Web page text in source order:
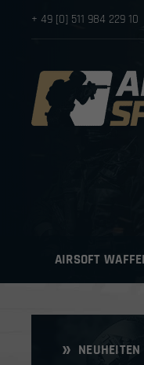
+ 49 [0] 511 984 229 10
AIRSOFT
NEUHEITEN